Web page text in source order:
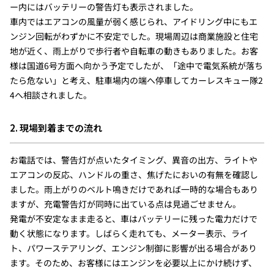
ー内にはバッテリーの警告灯も表示されました。
車内ではエアコンの風量が弱く感じられ、アイドリング中にもエ
ンジン回転がわずかに不安定でした。現場周辺は商業施設と住宅
地が近く、雨上がりで歩行者や自転車の動きもありました。お客
様は国道6号方面へ向かう予定でしたが、「途中で電気系統が落ち
たら危ない」と考え、駐車場内の端へ停車してカーレスキュー隊2
4へ相談されました。
2. 現場到着までの流れ
お電話では、警告灯が点いたタイミング、異音の出方、ライトや
エアコンの反応、ハンドルの重さ、焦げたにおいの有無を確認し
ました。雨上がりのベルト鳴きだけであれば一時的な場合もあり
ますが、充電警告灯が同時に出ている点は見過ごせません。
発電が不安定なまま走ると、車はバッテリーに残った電力だけで
動く状態になります。しばらく走れても、メーター表示、ライ
ト、パワーステアリング、エンジン制御に影響が出る場合があり
ます。そのため、お客様にはエンジンを必要以上にかけ続けず、